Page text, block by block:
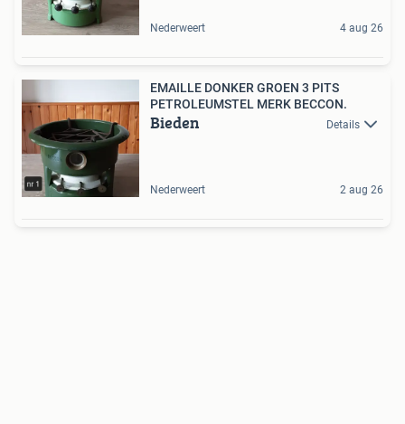
Nederweert 4 aug 26
EMAILLE DONKER GROEN 3 PITS
PETROLEUMSTEL MERK BECCON.
Bieden Details
Nederweert 2 aug 26